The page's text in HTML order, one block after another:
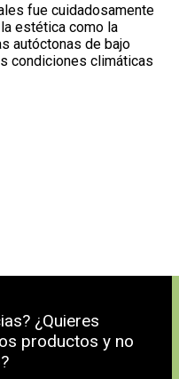
fue cuidadosamente
estética como la
autóctonas de bajo
condiciones climáticas
¿Quieres
productos y no